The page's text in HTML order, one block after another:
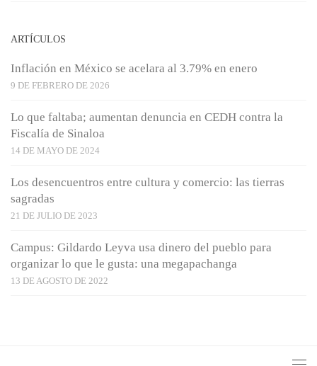
ARTÍCULOS
Inflación en México se acelara al 3.79% en enero
9 DE FEBRERO DE 2026
Lo que faltaba; aumentan denuncia en CEDH contra la
Fiscalía de Sinaloa
14 DE MAYO DE 2024
Los desencuentros entre cultura y comercio: las tierras
sagradas
21 DE JULIO DE 2023
Campus: Gildardo Leyva usa dinero del pueblo para
organizar lo que le gusta: una megapachanga
13 DE AGOSTO DE 2022